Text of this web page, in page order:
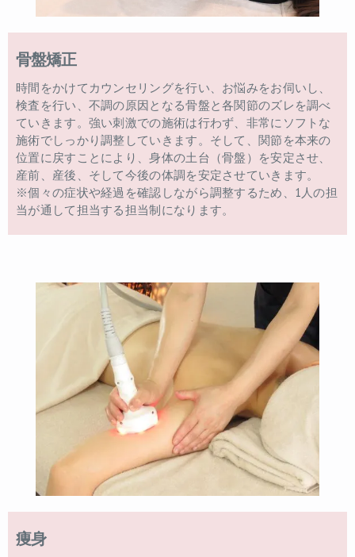
骨盤矯正
時間をかけてカウンセリングを行い、お悩みをお伺いし、
検査を行い、不調の原因となる骨盤と各関節のズレを調べ
ていきます。強い刺激での施術は行わず、非常にソフトな
施術でしっかり調整していきます。そして、関節を本来の
位置に戻すことにより、身体の土台（骨盤）を安定させ、
産前、産後、そして今後の体調を安定させていきます。
※個々の症状や経過を確認しながら調整するため、1人の担
当が通して担当する担当制になります。
痩身